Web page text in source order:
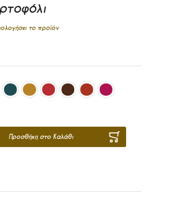
το προϊόν
Προσθήκη στο Καλάθι